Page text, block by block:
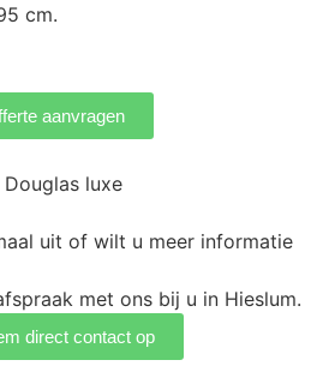
cm.
aanvragen
uit of wilt u meer informatie
met ons bij u in Hieslum.
direct contact op